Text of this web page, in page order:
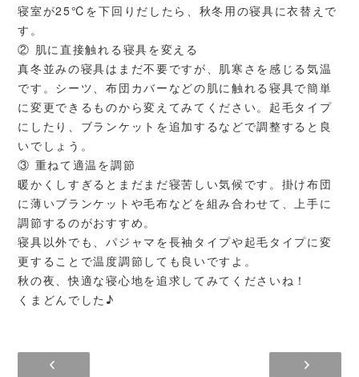
寝室が25℃を下回りだしたら、秋冬用の寝具に衣替えで
す。
② 肌に直接触れる寝具を変える
真冬並みの寝具はまだ不要ですが、肌寒さを感じる気温
です。シーツ、布団カバーなどの肌に触れる寝具で簡単
に変更できるものから変えてみてください。起毛タイプ
にしたり、ブランケットを追加するなどで調整すると良
いでしょう。
③ 重ねて適温を調節
暖かくしすぎるとまだまだ寝苦しい気候です。掛け布団
に薄いブランケットや毛布などを組み合わせて、上手に
調節するのがおすすめ。
寝具以外でも、パジャマを長袖タイプや起毛タイプに変
更することで温度調節しても良いですよ。
秋の夜、快適な寝心地を追求してみてくださいね！
くまどんでした♪
和室は不要？ 見直されている和室の魅…